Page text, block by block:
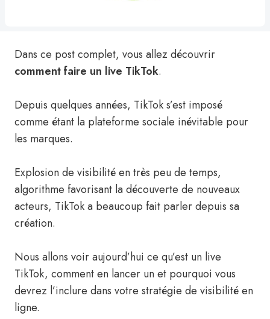
Dans ce post complet, vous allez découvrir
comment faire un live TikTok.
Depuis quelques années, TikTok s’est imposé
comme étant la plateforme sociale inévitable pour
les marques.
Explosion de visibilité en très peu de temps,
algorithme favorisant la découverte de nouveaux
acteurs, TikTok a beaucoup fait parler depuis sa
création.
Nous allons voir aujourd’hui ce qu’est un live
TikTok, comment en lancer un et pourquoi vous
devrez l’inclure dans votre stratégie de visibilité en
ligne.